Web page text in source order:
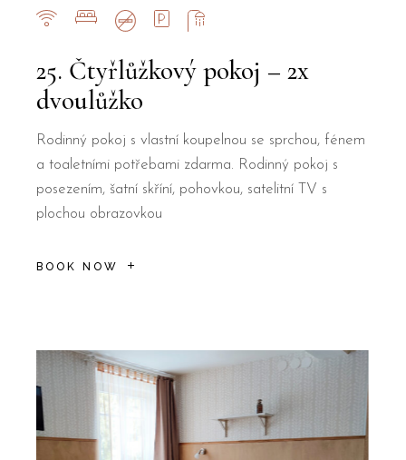
25. Čtyřlůžkový pokoj – 2x
dvoulůžko
Rodinný pokoj s vlastní koupelnou se sprchou, fénem
a toaletními potřebami zdarma. Rodinný pokoj s
posezením, šatní skříní, pohovkou, satelitní TV s
plochou obrazovkou
BOOK NOW